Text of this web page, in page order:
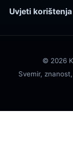
Uvjeti korištenja
© 2026
Svemir,